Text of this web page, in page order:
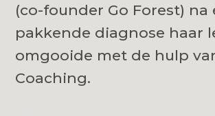
(co-founder Go Forest) na
pakkende diagnose haar
omgooide met de hulp
Coaching.